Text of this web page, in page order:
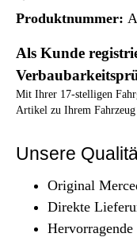
Produktnummer:
Als Kunde
Mit Ihrer 17-stelligen
Artikel zu Ihrem Fahrzeug
Unsere
Original
Direkte